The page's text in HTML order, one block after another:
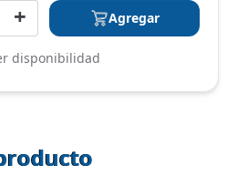
+ Agregar
disponibilidad